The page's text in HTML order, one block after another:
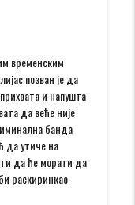
временским
позван је да
и напушта
да веће није
банда
да утиче на
да ће морати да
раскиринкао